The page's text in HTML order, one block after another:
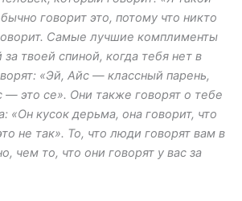
говорит это, потому что никто
Самые лучшие комплименты
твоей спиной, когда тебя нет в
«Эй, Айс — классный парень,
это се». Они также говорят о тебе
«Он кусок дерьма, она говорит, что
не так». То, что люди говорят вам в
чем то, что они говорят у вас за